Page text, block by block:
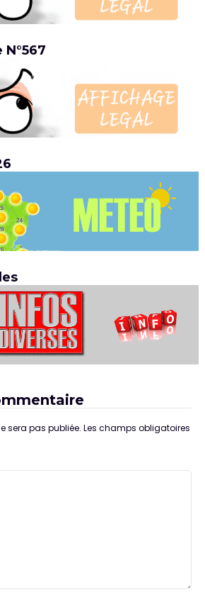
sera pas publiée. Les champs obligatoires